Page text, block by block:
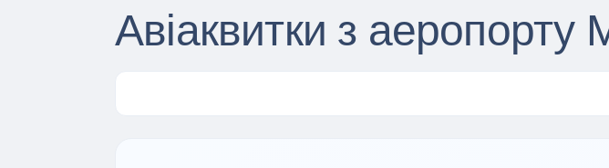
Авіаквитки з аеропорту